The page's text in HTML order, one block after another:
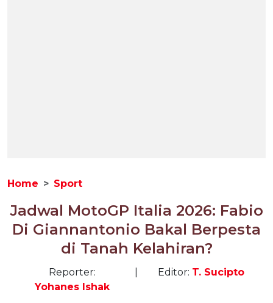
Home Sport
Jadwal MotoGP Italia 2026: Fabio
Di Giannantonio Bakal Berpesta
di Tanah Kelahiran?
Reporter:
Yohanes Ishak
Editor: T. Sucipto